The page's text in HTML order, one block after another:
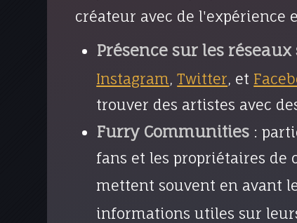
créateur avec de l'expérience
Présence sur les
Instagram,Twitter, et
trouver des artistes avec
Furry Communities :
fans et les propriétaires de
mettent souvent en avant
informations utiles sur